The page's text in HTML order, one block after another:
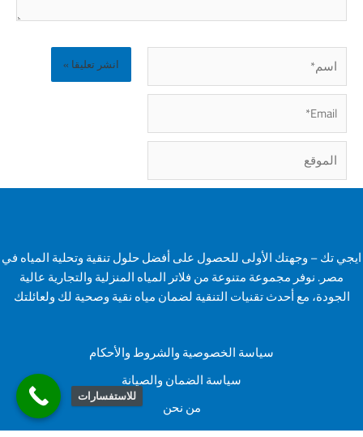
اسم*
الموقع
ايجي تك – وجهتك الأولى للحصول على أفضل حلول تنقية وتحلية المياه في
مصر. نوفر مجموعة متنوعة من فلاتر المياه المنزلية والتجارية عالية
الجودة، مع أحدث تقنيات التنقية لضمان مياه نقية وصحية لك ولعائلتك
سياسة الخصوصية والشروط والأحكام
سياسة الضمان والصيانة
من نحن
للاستفسارات